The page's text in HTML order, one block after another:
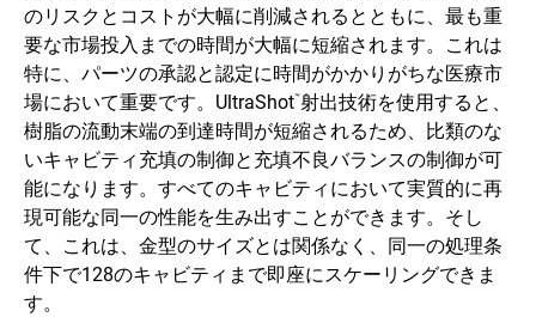
のリスクとコストが大幅に削減されるとともに、最も重
要な市場投入までの時間が大幅に短縮されます。これは
特に、パーツの承認と認定に時間がかかりがちな医療市
場において重要です。UltraShot™射出技術を使用すると、
樹脂の流動末端の到達時間が短縮されるため、比類のな
いキャビティ充填の制御と充填不良バランスの制御が可
能になります。すべてのキャビティにおいて実質的に再
現可能な同一の性能を生み出すことができます。そし
て、これは、金型のサイズとは関係なく、同一の処理条
件下で128のキャビティまで即座にスケーリングできま
す。